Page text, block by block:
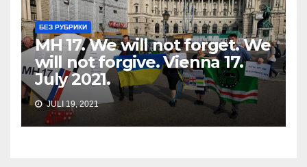
БЕЗ РУБРИКИ
MH 17. We will not forget. We
will not forgive. Vienna 17.
July 2021.
JULI 19, 2021